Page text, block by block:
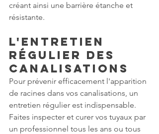
créant ainsi une barrière étanche et
résistante.
L'entretien
régulier des
canalisations
Pour prévenir efficacement l'apparition
de racines dans vos canalisations, un
entretien régulier est indispensable.
Faites inspecter et curer vos tuyaux par
un professionnel tous les ans ou tous